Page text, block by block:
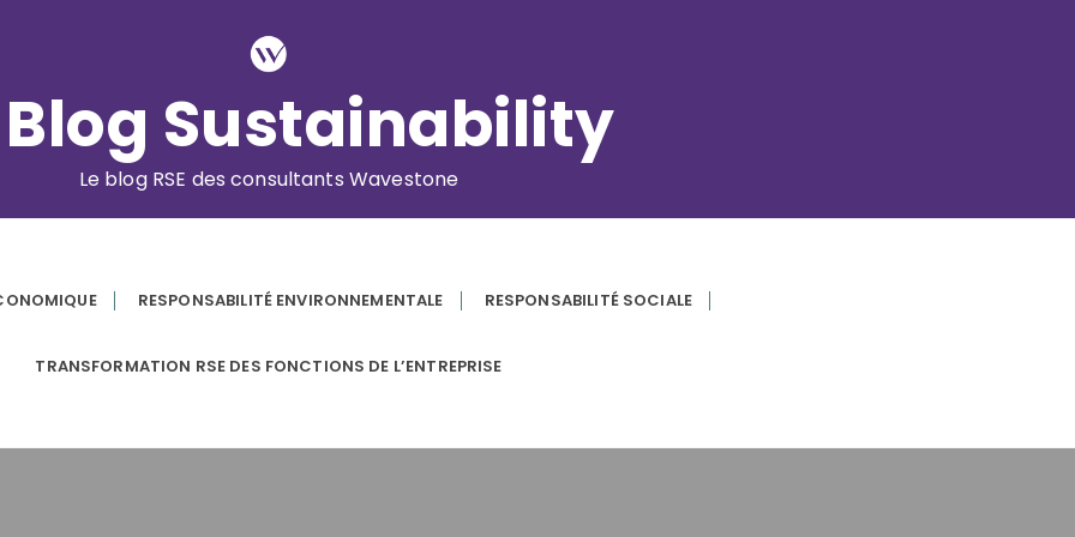
Blog Sustainability
Le blog RSE des consultants Wavestone
RESPONSABILITÉ ENVIRONNEMENTALE RESPONSABILITÉ SOCIALE
TRANSFORMATION RSE DES FONCTIONS DE L’ENTREPRISE